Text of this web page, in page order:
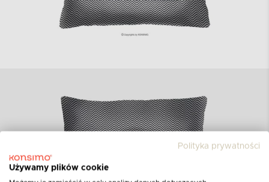
Polityka prywatności
Używamy plików cookie